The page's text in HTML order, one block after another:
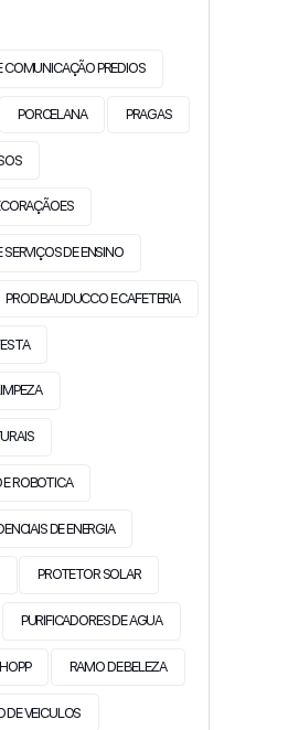
COMUNICAÇÃO PREDIOS
PORCELANA PRAGAS
SERVIÇOS DE ENSINO
PROD BAUDUCCO E CAFETERIA
ROBOTICA
DE ENERGIA
PROTETOR SOLAR
PURIFICADORES DE AGUA
RAMO DE BELEZA
DE VEICULOS